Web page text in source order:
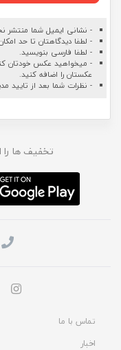
- نشانی ایمیل شما منتشر
- لطفا دیدگاهتان تا حد
- لطفا فارسی بنویسید.
- میخواهید عکس خودتان
عکستان را اضافه کنید.
- نظرات شما بعد از تایید
تخفیف ها را
تماس با ما
اخبار